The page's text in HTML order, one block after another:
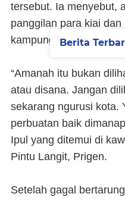
tersebut. Ia menyebut,
panggilan para kiai
kampung.
“Amanah itu bukan
atau disana. Jangan
sekarang ngurusi kota.
perbuatan baik
Ipul yang ditemui di
Pintu Langit, Prigen.
Setelah gagal
Berita